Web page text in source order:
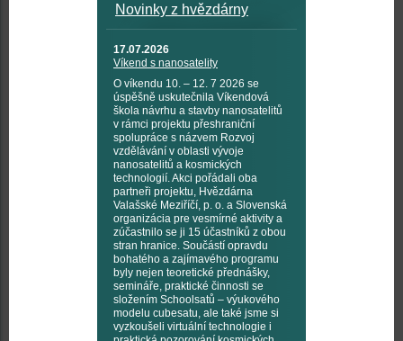
Novinky z hvězdárny
17.07.2026
Víkend s nanosatelity
O víkendu 10. – 12. 7 2026 se
úspěšně uskutečnila Víkendová
škola návrhu a stavby nanosatelitů
v rámci projektu přeshraniční
spolupráce s názvem Rozvoj
vzdělávání v oblasti vývoje
nanosatelitů a kosmických
technologií. Akci pořádali oba
partneři projektu, Hvězdárna
Valašské Meziříčí, p. o. a Slovenská
organizácia pre vesmírné aktivity a
zúčastnilo se ji 15 účastníků z obou
stran hranice. Součástí opravdu
bohatého a zajímavého programu
byly nejen teoretické přednášky,
semináře, praktické činnosti se
složením Schoolsatů – výukového
modelu cubesatu, ale také jsme si
vyzkoušeli virtuální technologie i